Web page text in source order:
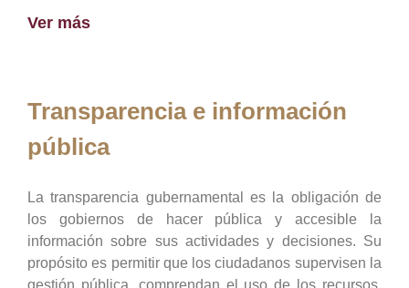
Ver más
Transparencia e información
pública
La transparencia gubernamental es la obligación de
los gobiernos de hacer pública y accesible la
información sobre sus actividades y decisiones. Su
propósito es permitir que los ciudadanos supervisen la
gestión pública, comprendan el uso de los recursos,